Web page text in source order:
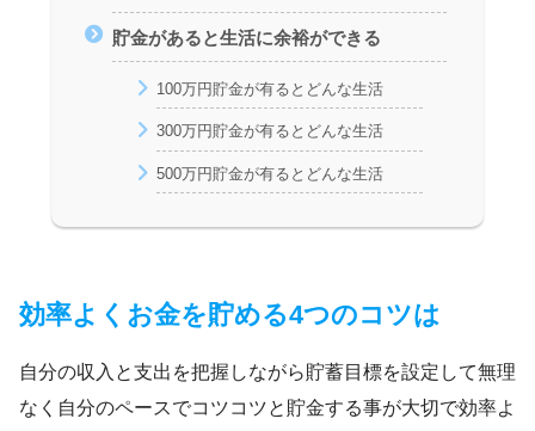
貯金があると生活に余裕ができる
100万円貯金が有るとどんな生活
300万円貯金が有るとどんな生活
500万円貯金が有るとどんな生活
効率よくお金を貯める4つのコツは
自分の収入と支出を把握しながら貯蓄目標を設定して無理
なく自分のペースでコツコツと貯金する事が大切で効率よ